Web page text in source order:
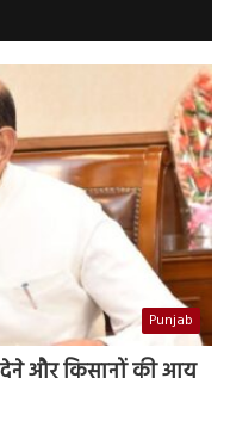
Punjab
देने और किसानों की आय